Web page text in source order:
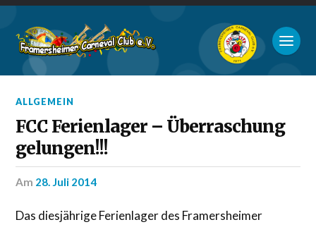
ALLGEMEIN
FCC Ferienlager – Überraschung
gelungen!!!
am 28. Juli 2014
Das diesjährige Ferienlager des Framersheimer